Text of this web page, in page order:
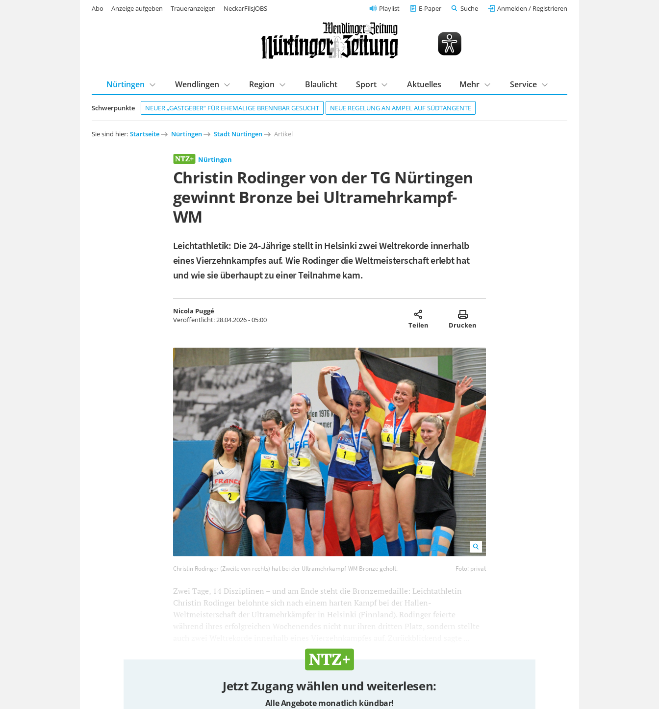
Playlist E-Paper Suche Anmelden / Registrieren
Schwerpunkte NEUER „GASTGEBER“ FÜR EHEMALIGE BRENNBAR GESUCHT NEUE REGELUNG AN AMPEL AUF SÜDTANGENTE
Nürtingen Wendlingen Region Blaulicht Sport Aktuelles Mehr Service
Abo Anzeige aufgeben Traueranzeigen NeckarFilsJOBS
Sie sind hier: Startseite Nürtingen Stadt Nürtingen Artikel
Nürtingen
Christin Rodinger von der TG Nürtingen
gewinnt Bronze bei Ultramehrkampf-
WM
Leichtathletik: Die 24-Jährige stellt in Helsinki zwei Weltrekorde innerhalb
eines Vierzehnkampfes auf. Wie Rodinger die Weltmeisterschaft erlebt hat
und wie sie überhaupt zu einer Teilnahme kam.
Nicola Puggé
Veröffentlicht:28.04.2026 - 05:00
Teilen Drucken
Foto: privat 1200800
Christin Rodinger (Zweite von rechts) hat bei der Ultramehrkampf-WM Bronze geholt. Foto: privat
Zwei Tage, 14 Disziplinen – und am Ende steht die Bronzemedaille: Leichtathletin
Christin Rodinger belohnte sich nach einem harten Kampf bei der Hallen-
Weltmeisterschaft der Ultramehrkämpfer in Helsinki (Finnland). Rodinger feierte
während ihres erfolgreichen Wochenendes nicht nur ihren dritten Platz, sondern stellte
Jetzt Zugang wählen und weiterlesen:
Alle Angebote monatlich kündbar!